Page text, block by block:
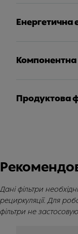
Енергетична
Компонентна
Продуктова
Дані фільтри
рециркуляції. Для
фільтри не